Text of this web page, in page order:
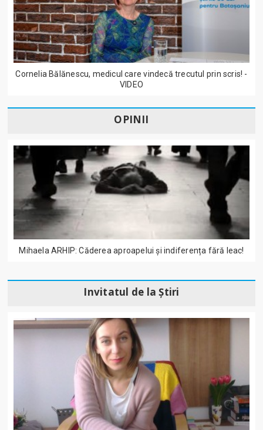
Cornelia Bălănescu, medicul care vindecă trecutul prin scris! -
VIDEO
OPINII
Mihaela ARHIP: Căderea aproapelui și indiferența fără leac!
Invitatul de la Știri